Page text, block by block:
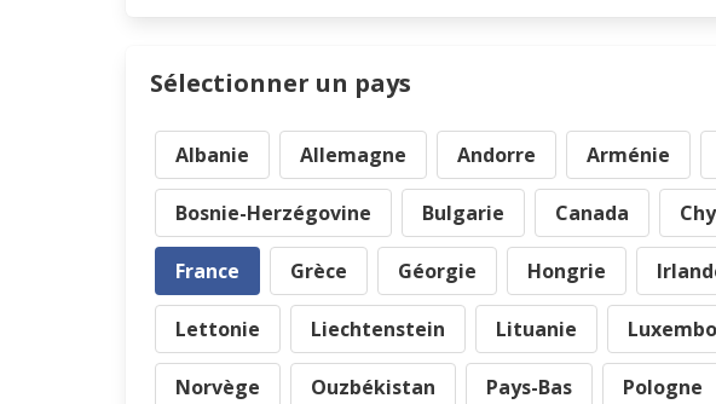
Sélectionner un pays
Albanie Allemagne Andorre Arménie
Bosnie-Herzégovine Bulgarie Canada
France Grèce Géorgie Hongrie
Lettonie Liechtenstein Lituanie
Norvège Ouzbékistan Pays-Bas Pologne